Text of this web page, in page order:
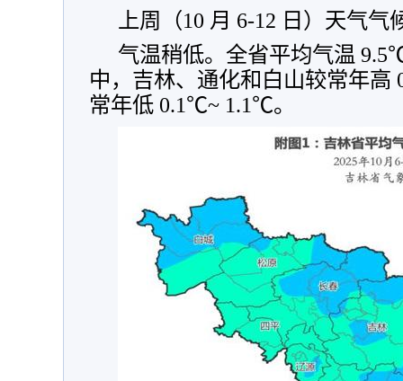
上周（10 月 6-12 日）天气气
气温稍低。全省平均气温
中，吉林、通化和白山较常年
常年低 0.1℃~ 1.1℃。